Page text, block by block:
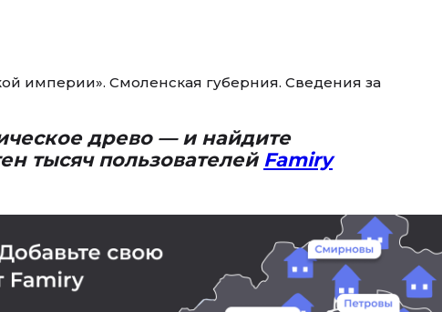
империи». Смоленская губерния. Сведения за
древо — и найдите
тысяч пользователей Famiry